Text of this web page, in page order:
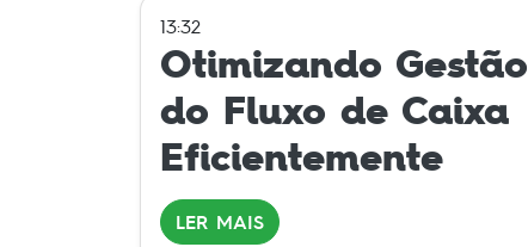
13:32
Otimizando Gestão
do Fluxo de Caixa
Eficientemente
LER MAIS